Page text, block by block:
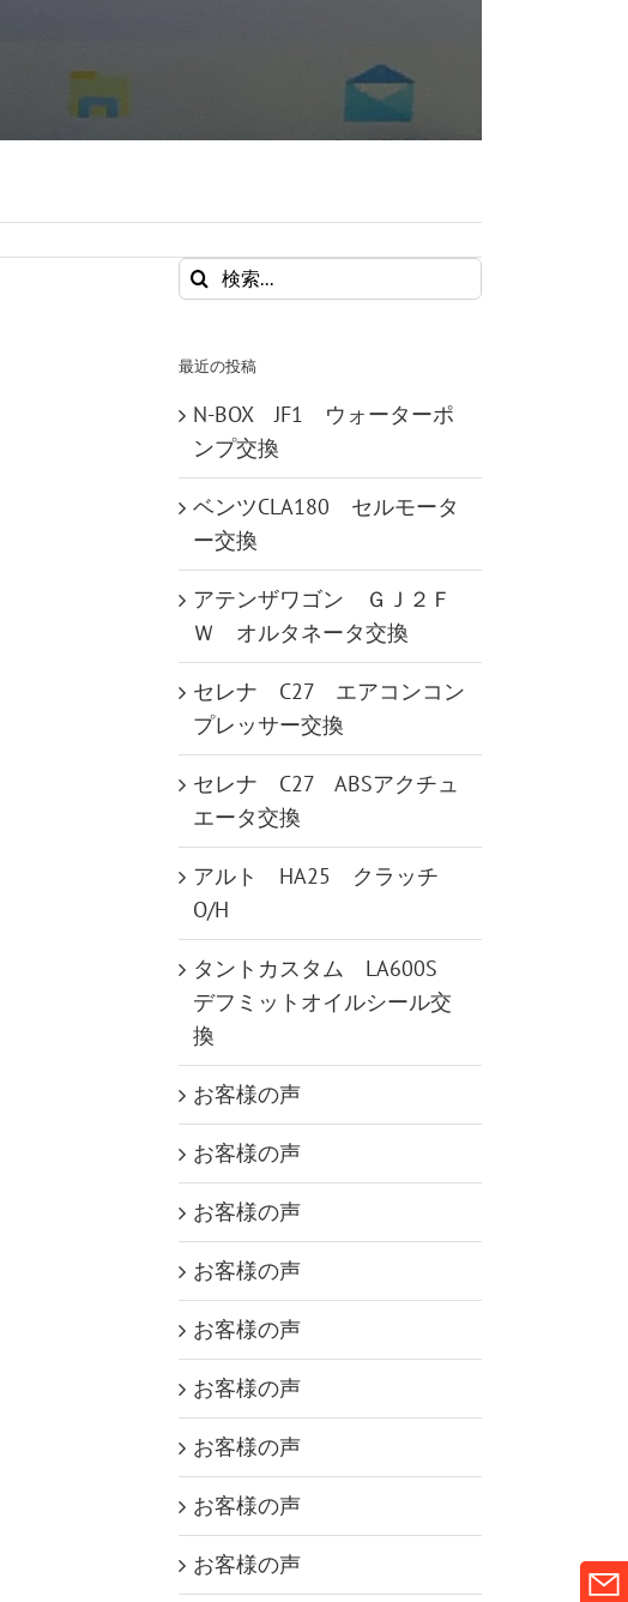
検
索
最近の投稿
N-BOX JF1 ウォーターポ
ンプ交換
ベンツCLA180 セルモータ
ー交換
アテンザワゴン ＧＪ２Ｆ
Ｗ オルタネータ交換
セレナ C27 エアコンコン
プレッサー交換
セレナ C27 ABSアクチュ
エータ交換
アルト HA25 クラッチ
O/H
タントカスタム LA600S
デフミットオイルシール交
換
お客様の声
お客様の声
お客様の声
お客様の声
お客様の声
お客様の声
お客様の声
お客様の声
お客様の声